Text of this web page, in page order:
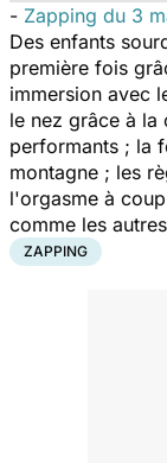
- Zapping du 3
Des enfants
première fois
immersion avec
le nez grâce à la
performants ; la
montagne ; les
l'orgasme à
comme les
ZAPPING